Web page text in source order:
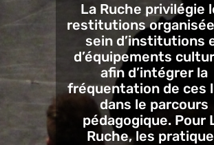
La Ruche privilégie
restitutions
sein d’institutions
d’équipements
afin d’intégrer la
fréquentation de ces
dans le parcours
pédagogique. Pour
Ruche, les